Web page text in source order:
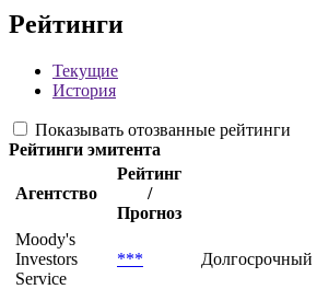
Рейтинги
Текущие
История
Показывать отозванные рейтинги
Рейтинги эмитента
Агентство
Рейтинг
/
Прогноз
Moody's
Investors
Service
***